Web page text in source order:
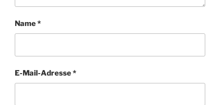
Name*
E-Mail-Adresse*